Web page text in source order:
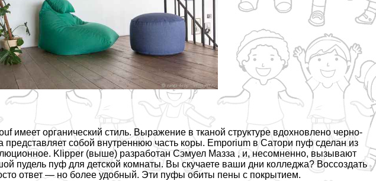
имеет органический стиль. Выражение в тканой структуре вдохновлено черно-
собой внутреннюю часть коры. Emporium в Сатори пуф сделан из
Klipper (выше) разработан Сэмуел Мазза , и, несомненно, вызывают
пудель пуф для детской комнаты. Вы скучаете ваши дни колледжа? Воссоздать
ответ — но более удобный. Эти пуфы обиты пены с покрытием.